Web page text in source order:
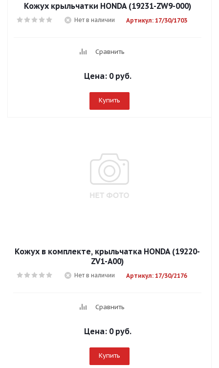
Кожух крыльчатки HONDA (19231-ZW9-000)
Нет в наличии Артикул: 17/30/1703
Сравнить
Цена: 0 руб.
Купить
Кожух в комплекте, крыльчатка HONDA (19220-
ZV1-A00)
Нет в наличии Артикул: 17/30/2176
Сравнить
Цена: 0 руб.
Купить